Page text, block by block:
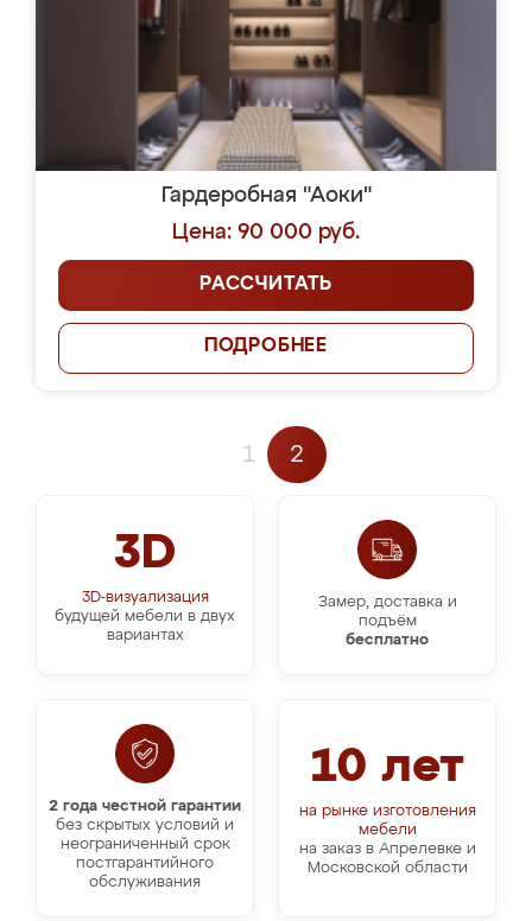
Гардеробная "Аоки"
Цена: 90 000 руб.
РАССЧИТАТЬ
ПОДРОБНЕЕ
1 2
3D
3D-визуализация
будущей мебели в двух
вариантах
Замер, доставка и
подъём
бесплатно
10 лет
на рынке изготовления
мебели
на заказ в Апрелевке и
Московской области
2 года честной гарантии
без скрытых условий и
неограниченный срок
постгарантийного
обслуживания